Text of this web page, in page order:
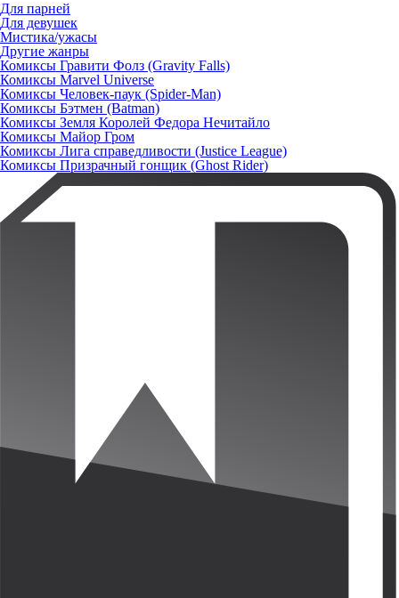
Для парней
Для девушек
Мистика/ужасы
Другие жанры
Комиксы Гравити Фолз (Gravity Falls)
Комиксы Marvel Universe
Комиксы Человек-паук (Spider-Man)
Комиксы Бэтмен (Batman)
Комиксы Земля Королей Федора Нечитайло
Комиксы Майор Гром
Комиксы Лига справедливости (Justice League)
Комиксы Призрачный гонщик (Ghost Rider)